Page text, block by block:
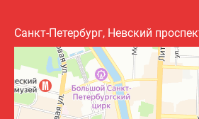
Санкт-Петербург, Невский